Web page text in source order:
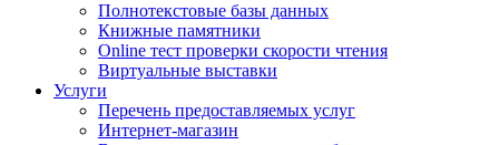
Полнотекстовые базы данных
Книжные памятники
Online тест проверки скорости чтения
Виртуальные выставки
Услуги
Перечень предоставляемых услуг
Интернет-магазин